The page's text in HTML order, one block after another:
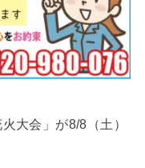
大会」が8/8（土）